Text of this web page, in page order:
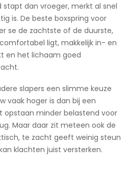
dan vroeger, merkt al snel
is. De beste boxspring voor
se de zachtste of de duurste,
ligt, makkelijk in- en
en het lichaam goed
slapers een slimme keuze
vaak hoger is dan bij een
opstaan minder belastend voor
Maar daar zit meteen ook de
te zacht geeft weinig steun
klachten juist versterken.